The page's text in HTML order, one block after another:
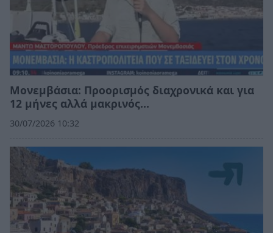
Μονεμβάσια: Προορισμός διαχρονικά και για
12 μήνες αλλά μακρινός…
30/07/2026 10:32